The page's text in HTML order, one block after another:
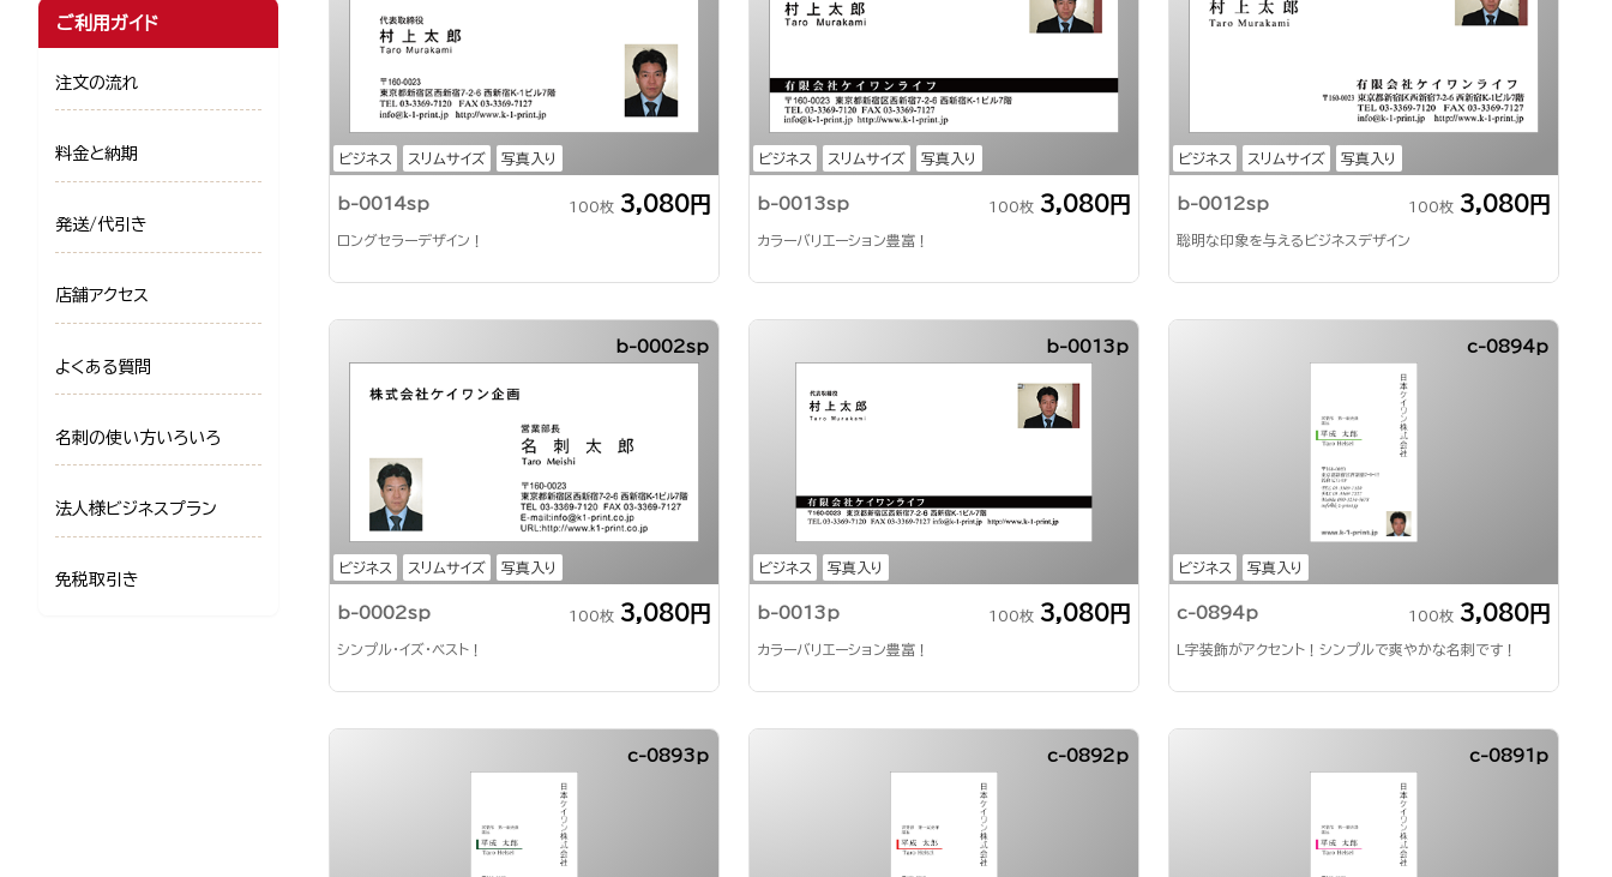
ビジネス スリムサイズ 写真入り
b-0014sp 100枚 3,080円
ロングセラーデザイン！
ビジネス スリムサイズ 写真入り
b-0013sp 100枚 3,080円
カラーバリエーション豊富！
ビジネス スリムサイズ 写真入り
b-0012sp 100枚 3,080円
聡明な印象を与えるビジネスデザイン
ビジネス スリムサイズ 写真入り
b-0002sp
b-0002sp 100枚 3,080円
シンプル・イズ・ベスト！
ビジネス 写真入り
b-0013p
b-0013p 100枚 3,080円
カラーバリエーション豊富！
ビジネス 写真入り
c-0894p
c-0894p 100枚 3,080円
L字装飾がアクセント！シンプルで爽やかな名刺です！
c-0893p c-0892p c-0891p
ご利用ガイド
注文の流れ
料金と納期
発送/代引き
店舗アクセス
よくある質問
名刺の使い方いろいろ
法人様ビジネスプラン
免税取引き